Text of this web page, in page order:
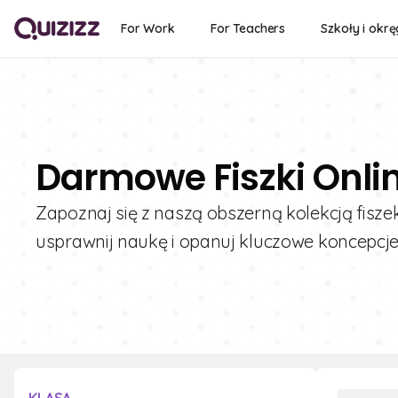
For Work For Teachers Szkoły i
Darmowe Fiszki
Zapoznaj się z naszą obszerną kolekcją
usprawnij naukę i opanuj kluczowe